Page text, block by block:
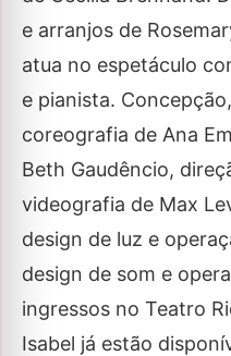
e arranjos de
atua no espetáculo
e pianista.
coreografia de Ana
Beth Gaudêncio,
videografia de Max
design de luz e
design de som e
ingressos no Teatro
Isabel já estão